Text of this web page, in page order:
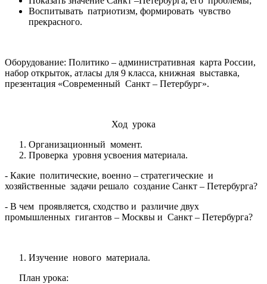
Воспитывать патриотизм, формировать чувство
прекрасного.
Оборудование: Политико – административная карта России,
набор открыток, атласы для 9 класса, книжная выставка,
презентация «Современный Санкт – Петербург».
Ход урока
Организационный момент.
Проверка уровня усвоения материала.
- Какие политические, военно – стратегические и
хозяйственные задачи решало создание Санкт – Петербурга?
- В чем проявляется, сходство и различие двух
промышленных гигантов – Москвы и Санкт – Петербурга?
Изучение нового материала.
План урока: